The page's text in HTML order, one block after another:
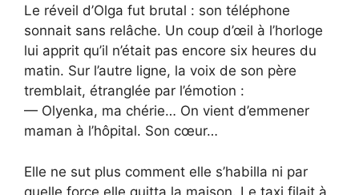
Le réveil d’Olga fut brutal : son téléphone
sonnait sans relâche. Un coup d’œil à l’horloge
lui apprit qu’il n’était pas encore six heures du
matin. Sur l’autre ligne, la voix de son père
tremblait, étranglée par l’émotion :
— Olyenka, ma chérie… On vient d’emmener
maman à l’hôpital. Son cœur…
Elle ne sut plus comment elle s’habilla ni par
quelle force elle quitta la maison. Le taxi filait à